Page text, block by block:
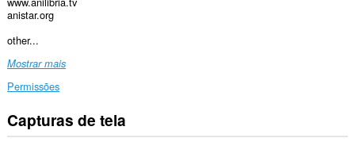
anistar.org
other...
Mostrar mais
Permissões
Esta
extensão
Capturas de tela